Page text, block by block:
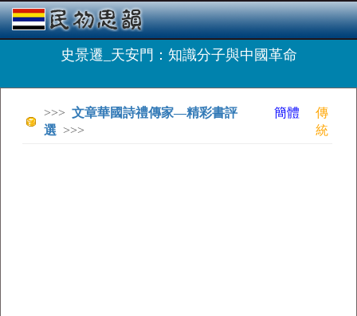
史景遷_天安門：知識分子與中國革命
>>> 文章華國詩禮傳家—精彩書評
選 >>>
簡體
傳
統